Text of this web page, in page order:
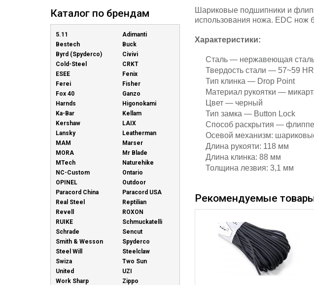
Каталог по брендам
5.11
Adimanti
Bestech
Buck
Byrd (Spyderco)
Civivi
Cold-Steel
CRKT
ESEE
Fenix
Ferei
Fisher
Fox 40
Ganzo
Harnds
Higonokami
Ka-Bar
Kellam
Kershaw
LAIX
Lansky
Leatherman
MAM
Marser
MORA
Mr Blade
MTech
Naturehike
NC-Custom
Ontario
OPINEL
Outdoor
Paracord China
Paracord USA
Real Steel
Reptilian
Revell
ROXON
RUIKE
Schmuckatelli
Schrade
Sencut
Smith & Wesson
Spyderco
Steel Will
Steelclaw
Swiza
Two Sun
United
UZI
Work Sharp
Zippo
Шариковые подшипники и
использования ножа. EDC нож
Характеристики:
Сталь — нержавеющая
Твердость стали — 57~59
Тип клинка — Drop Point
Материал рукоятки —
Цвет — черный
Тип замка — Button Lock
Способ раскрытия —
Осевой механизм:
Длина рукояти: 118 мм
Длина клинка: 88 мм
Толщина лезвия: 3,1 мм
Рекомендуемые